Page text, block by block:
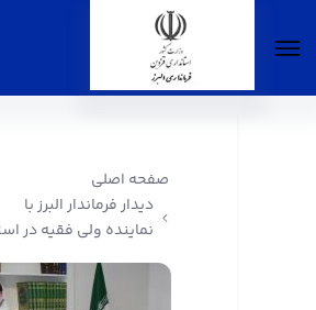
صفحه اصلی
دیدار فرماندار البرز با
نماینده ولی فقیه در